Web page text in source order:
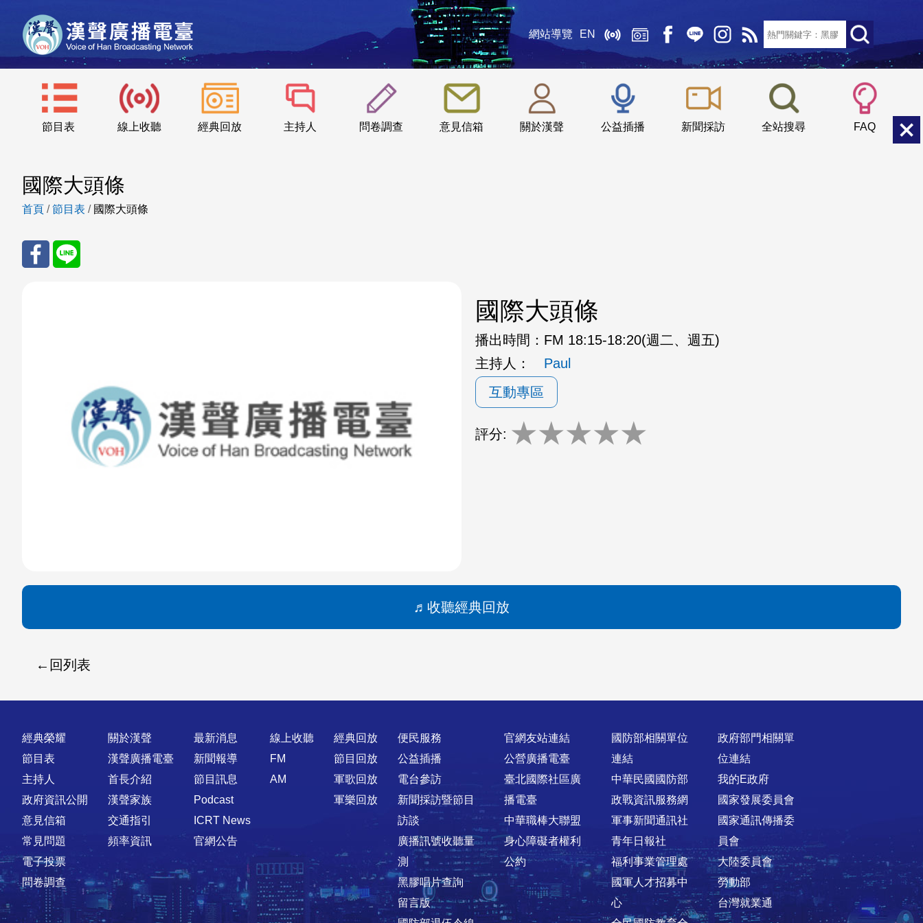
網站導覽 EN
節目表 線上收聽 經典回放 主持人 問卷調查 意見信箱 關於漢聲 公益插播 新聞採訪 全站搜尋 FAQ
::: 小 中
國際大頭條
首頁 /節目表 / 國際大頭條
國際大頭條
播出時間： FM 18:15-18:20(週二、週五)
主持人：
Paul
互動專區
評分: ★★★★★
收聽經典回放
回列表
快速連結
經典榮耀
節目表
主持人
政府資訊公開
意見信箱
常見問題
電子投票
問卷調查
關於漢聲
漢聲廣播電臺
首長介紹
漢聲家族
交通指引
頻率資訊
最新消息
新聞報導
節目訊息
Podcast
ICRT News
官網公告
線上收聽
FM
AM
經典回放
節目回放
軍歌回放
軍樂回放
便民服務
公益插播
電台參訪
新聞採訪暨節目
訪談
廣播訊號收聽量
測
黑膠唱片查詢
留言版
官網友站連結
公營廣播電臺
臺北國際社區廣
播電臺
中華職棒大聯盟
身心障礙者權利
公約
國防部相關單位
連結
中華民國國防部
政戰資訊服務網
軍事新聞通訊社
青年日報社
福利事業管理處
國軍人才招募中
心
政府部門相關單
位連結
我的E政府
國家發展委員會
國家通訊傳播委
員會
大陸委員會
勞動部
台灣就業通